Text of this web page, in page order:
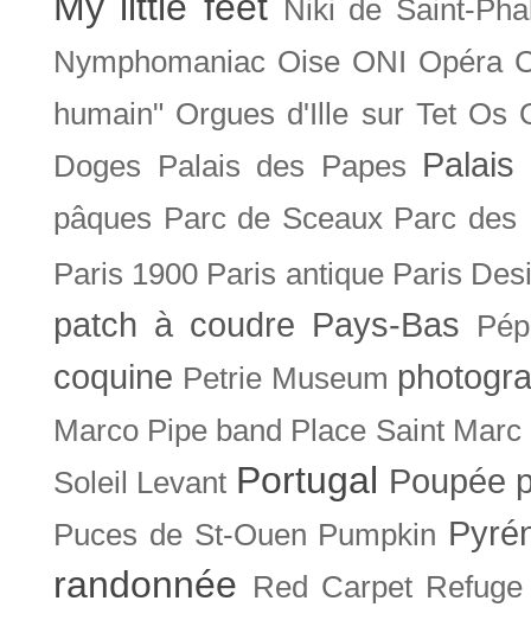
Niki de Saint-
Nymphomaniac Oise ONI Opéra
humain" Orgues d'Ille sur Tet Os
Doges
Palais des Papes Palais
pâques Parc de Sceaux Parc des
Paris 1900 Paris antique Paris
patch à coudre Pays-Bas
coquine Petrie Museum
Marco Pipe band Place Saint Marc
Soleil Levant Portugal Poupée
Puces de St-Ouen Pumpkin
randonnée Red Carpet Refuge